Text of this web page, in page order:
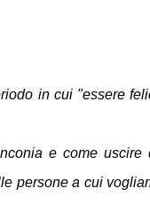
in cui "essere
e come uscire
persone a cui